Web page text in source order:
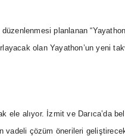
planlanan
olan Yayathon’un yeni
ele alıyor. İzmit ve
çözüm önerileri